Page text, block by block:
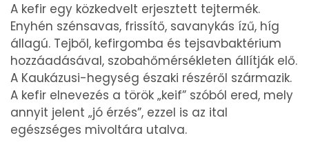
A kefir egy közkedvelt erjesztett tejtermék.
Enyhén szénsavas, frissítő, savanykás ízű, híg
állagú. Tejből, kefirgomba és tejsavbaktérium
hozzáadásával, szobahőmérsékleten állítják elő.
A Kaukázusi-hegység északi részéről származik.
A kefir elnevezés a török „keif” szóból ered, mely
annyit jelent „jó érzés”, ezzel is az ital
egészséges mivoltára utalva.